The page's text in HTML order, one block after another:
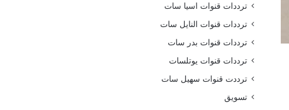
ترددات قنوات اسيا سات
ترددات قنوات النايل سات
ترددات قنوات بدر سات
ترددات قنوات يوتلسات
ترددت قنوات سهيل سات
تسويق